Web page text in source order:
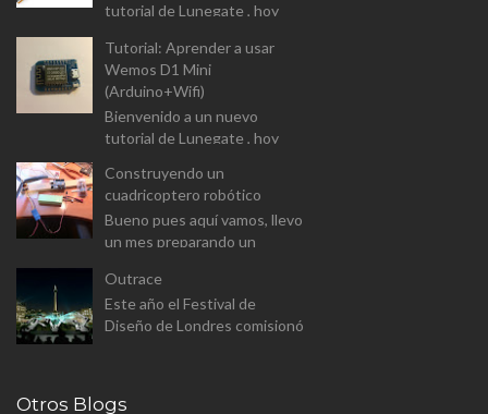
tutorial de Lunegate , hoy
componente un tanto
diferente, y que las
aplicaciones estarán...
Tutorial: Aprender a usar
Wemos D1 Mini
(Arduino+Wifi)
Bienvenido a un nuevo
tutorial de Lunegate , hoy
Arduino equipado con un
modulo Wifi. El Wemos D1
Mini v...
Construyendo un
cuadricoptero robótico
Bueno pues aquí vamos, llevo
un mes preparando un
(aunque a este paso sera
proyecto personal). Se trata
de constr...
Outrace
Este año el Festival de
Diseño de Londres comisionó
Otros Blogs